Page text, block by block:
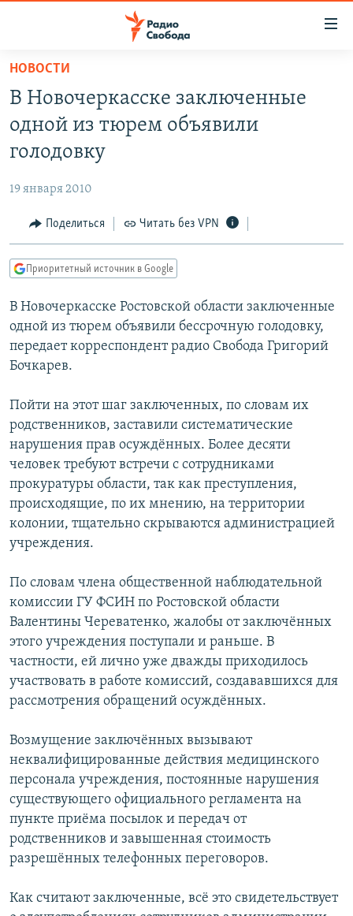
упрощенного
доступа
Вернуться
основному
Вернутся
Вернутся
поиску
АВТОРСКИЕ ПРОЕКТЫ
МНЕНИЯ
КУЛЬТУРА
КАВКАЗ.РЕАЛИИ
СЕВЕР.РЕАЛИИ
СИБИРЬ.РЕАЛИИ
РАСПИСАНИЕ ВЕЩАНИЯ
ПОДПИШИТЕСЬ НА РАССЫЛКУ
Все сайты РСЕ/РС
НОВОСТИ
В Новочеркасске заключенные
одной из тюрем объявили
голодовку
19 января 2010
Поделиться Читать без VPN
Приоритетный источник в Google
В Новочеркасске Ростовской области заключенные
одной из тюрем объявили бессрочную голодовку,
передает корреспондент радио Свобода Григорий
Бочкарев.
Пойти на этот шаг заключенных, по словам их
родственников, заставили систематические
нарушения прав осуждённых. Более десяти
человек требуют встречи с сотрудниками
прокуратуры области, так как преступления,
происходящие, по их мнению, на территории
колонии, тщательно скрываются администрацией
учреждения.
По словам члена общественной наблюдательной
комиссии ГУ ФСИН по Ростовской области
Валентины Череватенко, жалобы от заключённых
этого учреждения поступали и раньше. В
частности, ей лично уже дважды приходилось
участвовать в работе комиссий, создававшихся для
рассмотрения обращений осуждённых.
Возмущение заключённых вызывают
неквалифицированные действия медицинского
персонала учреждения, постоянные нарушения
существующего официального регламента на
пункте приёма посылок и передач от
родственников и завышенная стоимость
разрешённых телефонных переговоров.
Как считают заключенные, всё это свидетельствует